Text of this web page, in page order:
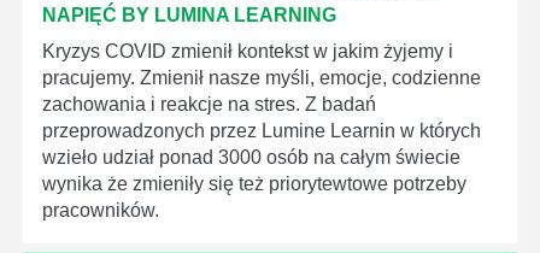
NAPIĘĆ BY LUMINA LEARNING
Kryzys COVID zmienił kontekst w jakim żyjemy i
pracujemy. Zmienił nasze myśli, emocje, codzienne
zachowania i reakcje na stres. Z badań
przeprowadzonych przez Lumine Learnin w których
wzieło udział ponad 3000 osób na całym świecie
wynika że zmieniły się też priorytewtowe potrzeby
pracowników.